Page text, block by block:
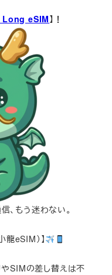
eSIM】！
、もう迷わない。
eSIM）】
SIMの差し替えは不